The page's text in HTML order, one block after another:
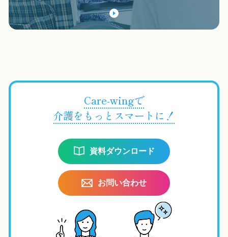
Care-wingで
介護をもっとスマートに！
資料ダウンロード
お問い合わせ